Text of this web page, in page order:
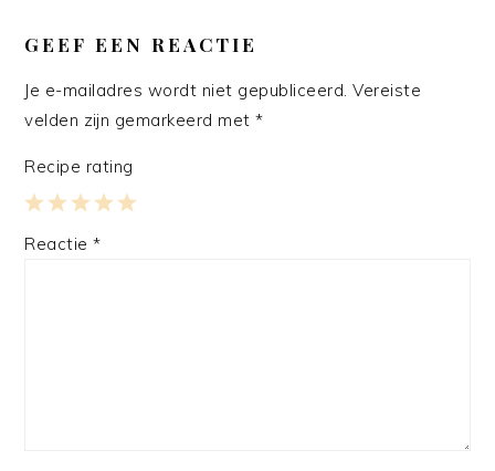
INTERACTIES
GEEF EEN REACTIE
Je e-mailadres wordt niet gepubliceerd. Vereiste
velden zijn gemarkeerd met*
Recipe rating
4
3
2
1
Reactie*